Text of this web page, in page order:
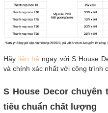
Hãy liên hệ ngay với S House
và chính xác nhất với công trình
S House Decor
tiêu chuẩn chất lượng